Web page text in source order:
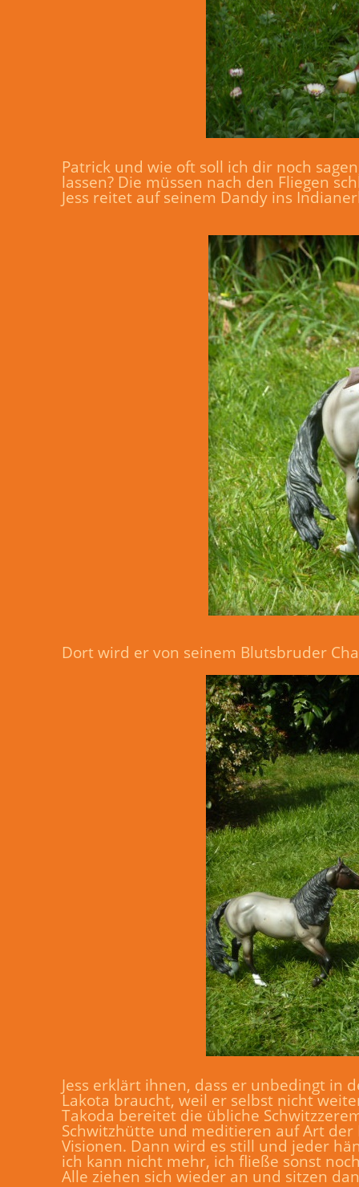
Patrick und wie oft soll ich dir noch
lassen? Die müssen nach den Fliegen
Jess reitet auf seinem Dandy ins
Dort wird er von seinem Blutsbruder
Jess erklärt ihnen, dass er unbedingt in
Lakota braucht, weil er selbst nicht
Takoda bereitet die übliche
Schwitzhütte und meditieren auf Art
Visionen. Dann wird es still und jeder
ich kann nicht mehr, ich fließe sonst
Alle ziehen sich wieder an und sitzen